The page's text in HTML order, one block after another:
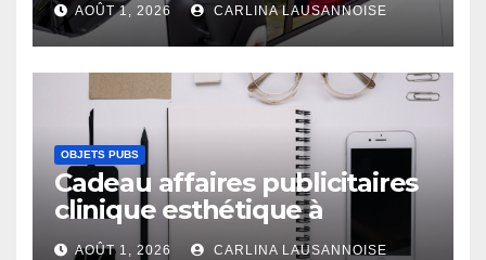
AOÛT 1, 2026 CARLINA LAUSANNOISE
OBJETS PUBS
Cadeau affaires publicitaires
clinique esthétique à
Lausanne
AOÛT 1, 2026 CARLINA LAUSANNOISE